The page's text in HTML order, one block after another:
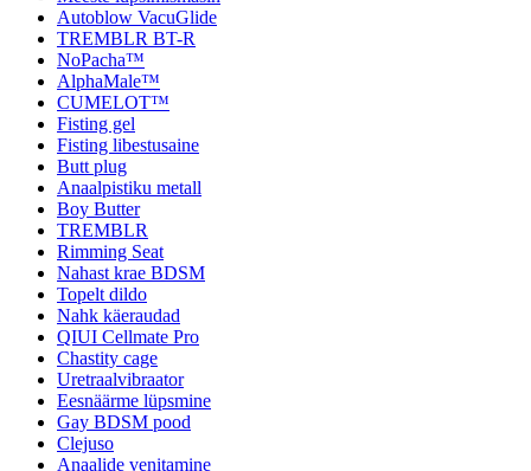
Autoblow VacuGlide
TREMBLR BT-R
NoPacha™
AlphaMale™
CUMELOT™
Fisting gel
Fisting libestusaine
Butt plug
Anaalpistiku metall
Boy Butter
TREMBLR
Rimming Seat
Nahast krae BDSM
Topelt dildo
Nahk käeraudad
QIUI Cellmate Pro
Chastity cage
Uretraalvibraator
Eesnäärme lüpsmine
Gay BDSM pood
Clejuso
Anaalide venitamine